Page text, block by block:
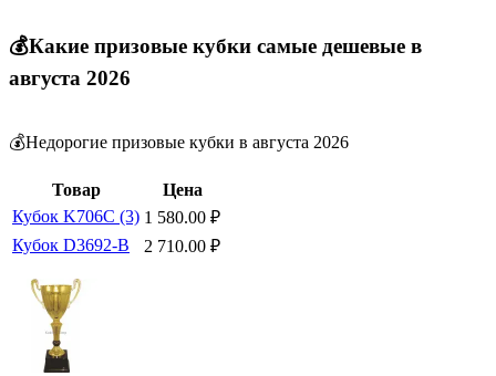
💰Какие призовые кубки самые дешевые в
августа 2026
💰Недорогие призовые кубки в августа 2026
Товар
Цена
Кубок K706C (3) 1 580.00 ₽
Кубок D3692-B
2 710.00 ₽